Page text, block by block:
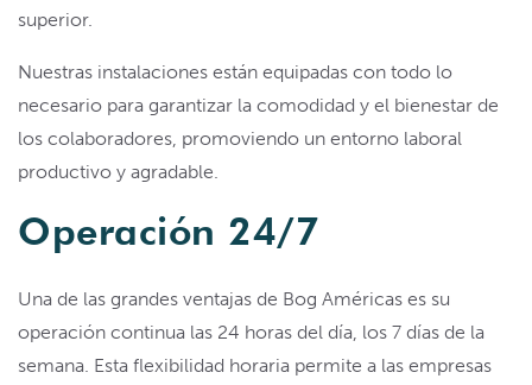
superior.
Nuestras instalaciones están equipadas con todo lo
necesario para garantizar la comodidad y el bienestar de
los colaboradores, promoviendo un entorno laboral
productivo y agradable.
Operación 24/7
Una de las grandes ventajas de Bog Américas es su
operación continua las 24 horas del día, los 7 días de la
semana. Esta flexibilidad horaria permite a las empresas